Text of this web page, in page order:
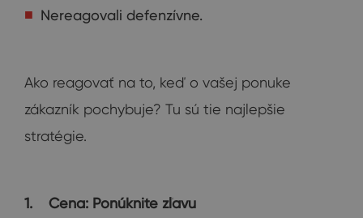
Nereagovali defenzívne.
Ako reagovať na to, keď o vašej ponuke
zákazník pochybuje? Tu sú tie najlepšie
stratégie.
1. Cena: Ponúknite zľavu